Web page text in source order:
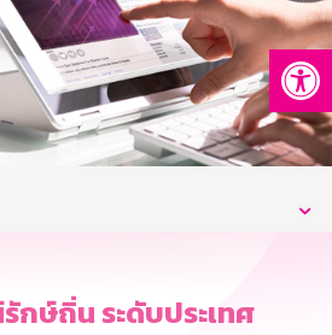
ษ์ถิ่น ระดับประเทศ